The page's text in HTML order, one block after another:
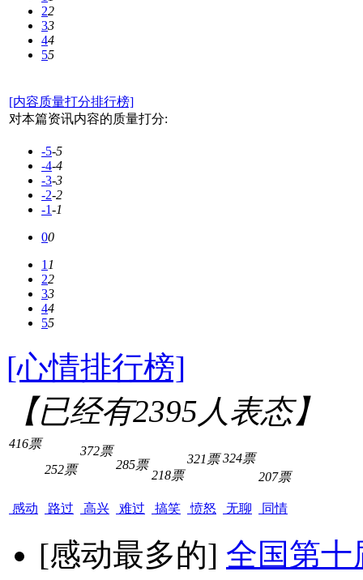
22
33
44
55
[内容质量打分排行榜]
对本篇资讯内容的质量打分:
-5-5
-4-4
-3-3
-2-2
-1-1
00
11
22
33
44
55
[心情排行榜]
【已经有2395人表态】
416票
感动
252票
路过
372票
高兴
285票
难过
218票
搞笑
321票
愤怒
324票
无聊
207票
同情
[感动最多的] 全国第十